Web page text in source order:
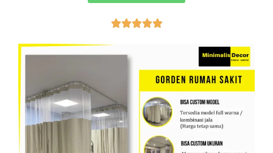
